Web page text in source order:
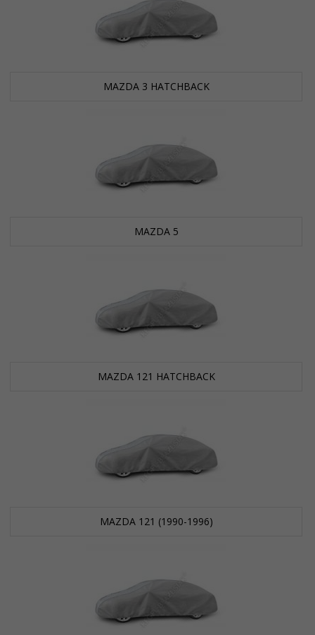
MAZDA 3 HATCHBACK
MAZDA 5
MAZDA 121 HATCHBACK
MAZDA 121 (1990-1996)